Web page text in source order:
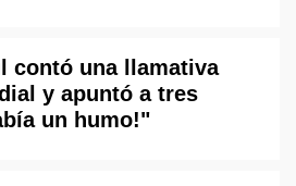
contó una llamativa
y apuntó a tres
un humo!"